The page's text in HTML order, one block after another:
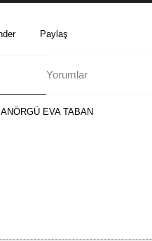
Paylaş
Yorumlar
EVA TABAN